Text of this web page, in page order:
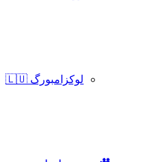
لوکزامبورگ 🇱🇺